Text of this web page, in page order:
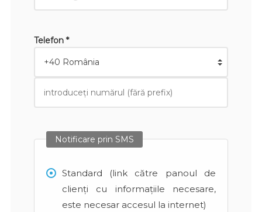
Telefon *
Notificare prin SMS
Standard (link către panoul de
clienți cu informațiile necesare,
este necesar accesul la internet)